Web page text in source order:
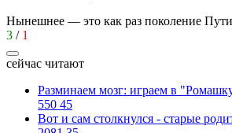
Нынешнее — это как раз поколение
3 / 1
сейчас читают
Разминаем мозг: играем в
550 45
Вот и сам столкнулся - старые